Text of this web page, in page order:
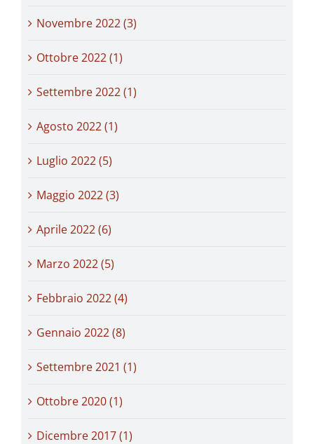
Novembre 2022 (3)
Ottobre 2022 (1)
Settembre 2022 (1)
Agosto 2022 (1)
Luglio 2022 (5)
Maggio 2022 (3)
Aprile 2022 (6)
Marzo 2022 (5)
Febbraio 2022 (4)
Gennaio 2022 (8)
Settembre 2021 (1)
Ottobre 2020 (1)
Dicembre 2017 (1)